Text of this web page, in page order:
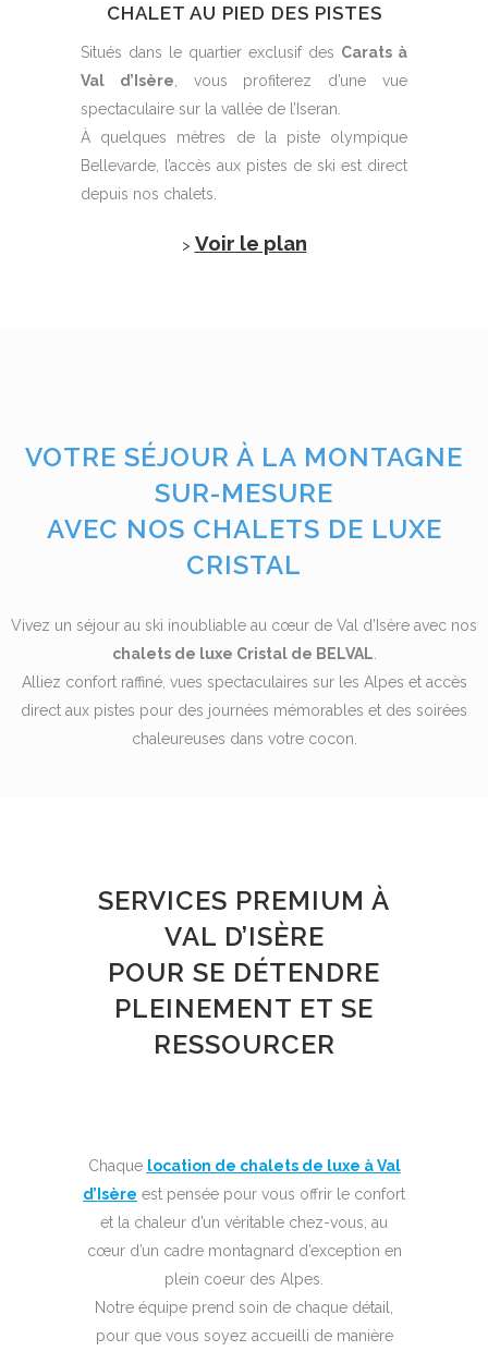
CHALET AU PIED DES PISTES
Situés dans le quartier exclusif des Carats à
Val d’Isère , vous profiterez d’une vue
spectaculaire sur la vallée de l’Iseran.
À quelques mètres de la piste olympique
Bellevarde, l’accès aux pistes de ski est direct
depuis nos chalets.
> Voir le plan
VOTRE SÉJOUR À LA MONTAGNE
SUR-MESURE
AVEC NOS CHALETS DE LUXE
CRISTAL
Vivez un séjour au ski inoubliable au cœur de Val d’Isère avec nos
chalets de luxe Cristal de BELVAL
Alliez confort raffiné, vues spectaculaires sur les Alpes et accès
direct aux pistes pour des journées mémorables et des soirées
chaleureuses dans votre cocon.
SERVICES PREMIUM À
VAL D’ISÈRE
POUR SE DÉTENDRE
PLEINEMENT ET SE
RESSOURCER
Chaque location de chalets de luxe à Val
d’Isère est pensée pour vous offrir le confort
et la chaleur d’un véritable chez-vous, au
cœur d’un cadre montagnard d’exception en
plein coeur des Alpes.
Notre équipe prend soin de chaque détail,
pour que vous soyez accueilli de manière